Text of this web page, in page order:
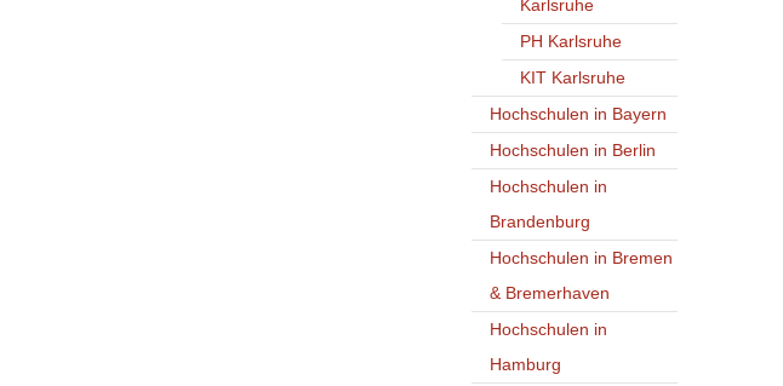
Karlsruhe
PH Karlsruhe
KIT Karlsruhe
Hochschulen in Bayern
Hochschulen in Berlin
Hochschulen in
Brandenburg
Hochschulen in Bremen
& Bremerhaven
Hochschulen in
Hamburg